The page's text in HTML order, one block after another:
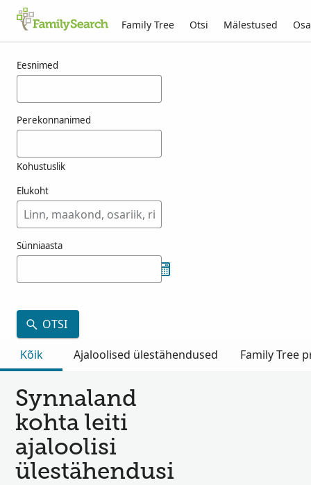
Family Tree Otsi Mälestused
Eesnimed
Perekonnanimed
Kohustuslik
Elukoht
Sünniaasta
OTSI
Kõik
Ajaloolised ülestähendused Family Tree
Synnaland
kohta leiti
ajaloolisi
ülestähendusi